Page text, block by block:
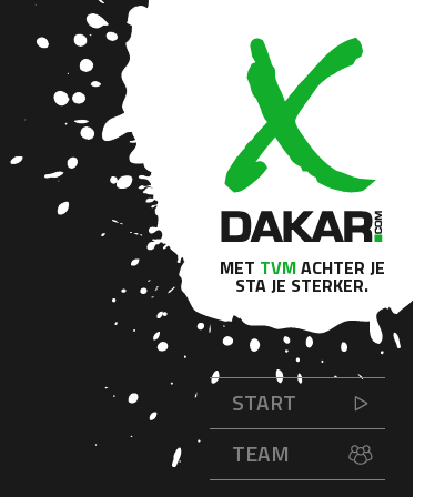
MET TVMACHTER JE
STA JE STERKER.
START
TEAM